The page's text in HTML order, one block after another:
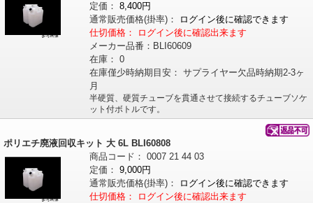
定価： 8,400円
通常販売価格(掛率)：
ログイン後に確認できます
仕切価格：
ログイン後に確認出来ます
メーカー品番： BLI60609
在庫： 0
在庫僅少時納期目安： サプライヤー欠品時納期2-3ヶ
月
半硬質、硬質チューブを貫通させて接続するチューブソケ
ット付ボトルです。
ポリエチ廃液回収キット 大 6L BLI60808
商品コード： 0007 21 44 03
定価： 9,000円
通常販売価格(掛率)：
ログイン後に確認できます
仕切価格：
ログイン後に確認出来ます